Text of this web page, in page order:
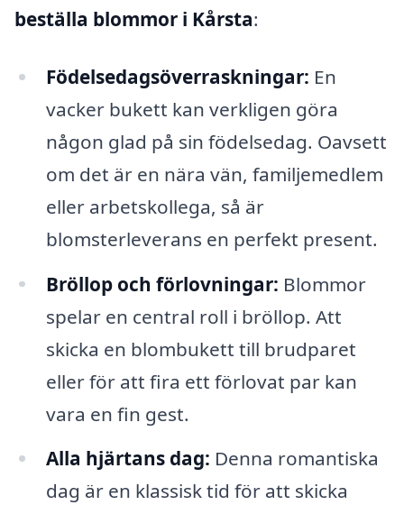
beställa blommor i Kårsta:
Födelsedagsöverraskningar: En
vacker bukett kan verkligen göra
någon glad på sin födelsedag. Oavsett
om det är en nära vän, familjemedlem
eller arbetskollega, så är
blomsterleverans en perfekt present.
Bröllop och förlovningar: Blommor
spelar en central roll i bröllop. Att
skicka en blombukett till brudparet
eller för att fira ett förlovat par kan
vara en fin gest.
Alla hjärtans dag: Denna romantiska
dag är en klassisk tid för att skicka